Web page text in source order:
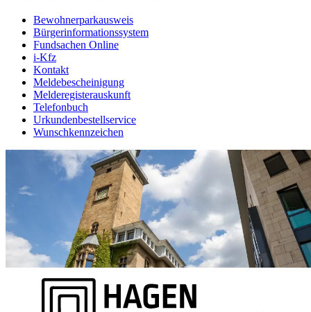
Bewohnerparkausweis
Bürgerinformationssystem
Fundsachen Online
i-Kfz
Kontakt
Meldebescheinigung
Melderegisterauskunft
Telefonbuch
Urkundenbestellservice
Wunschkennzeichen